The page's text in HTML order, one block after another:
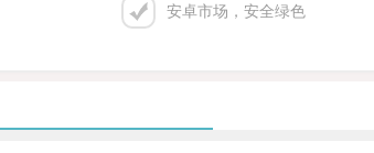
安卓市场，安全绿色